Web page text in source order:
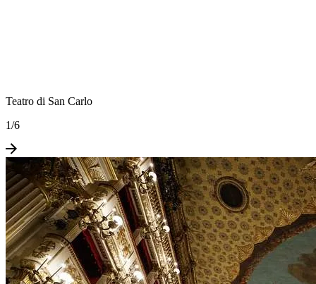
Teatro di San Carlo
1/6